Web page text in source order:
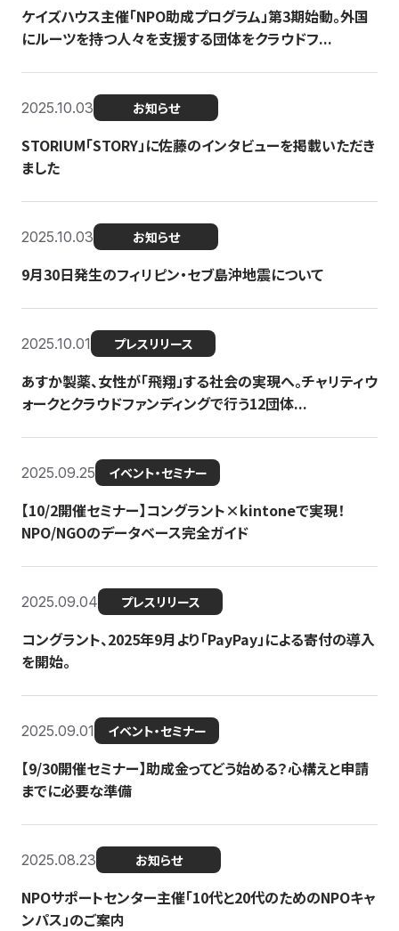
ケイズハウス主催「NPO助成プログラム」第3期始動。外国
にルーツを持つ人々を支援する団体をクラウドフ...
2025.10.03 お知らせ
STORIUM「STORY」に佐藤のインタビューを掲載いただき
ました
2025.10.03 お知らせ
9月30日発生のフィリピン・セブ島沖地震について
2025.10.01 プレスリリース
あすか製薬、女性が「飛翔」する社会の実現へ。チャリティウ
ォークとクラウドファンディングで行う12団体...
2025.09.25 イベント・セミナー
【10/2開催セミナー】コングラント×kintoneで実現！
NPO/NGOのデータベース完全ガイド
2025.09.04 プレスリリース
コングラント、2025年9月より「PayPay」による寄付の導入
を開始。
2025.09.01 イベント・セミナー
【9/30開催セミナー】助成金ってどう始める？心構えと申請
までに必要な準備
2025.08.23 お知らせ
NPOサポートセンター主催「10代と20代のためのNPOキャ
ンパス」のご案内